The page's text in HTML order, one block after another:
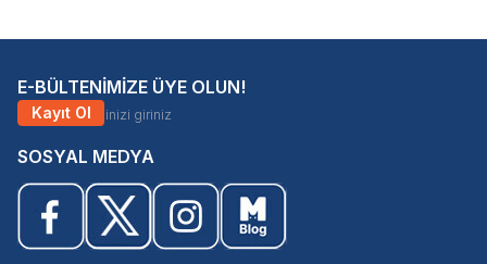
E-BÜLTENİMİZE ÜYE OLUN!
Kayıt Ol
SOSYAL MEDYA